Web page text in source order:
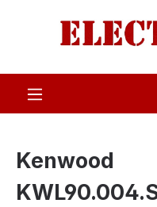
Zum Hauptinhalt
Kenwood